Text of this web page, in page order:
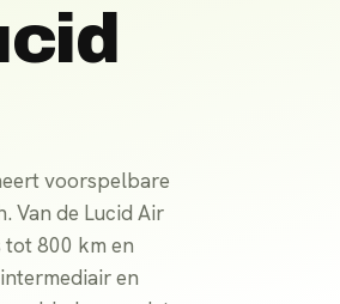
voorspelbare
Van de Lucid Air
tot 800 km en
en